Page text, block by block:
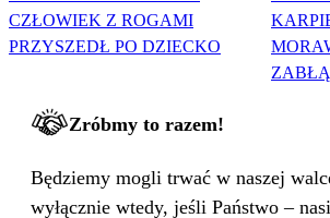
CZŁOWIEK Z ROGAMI
PRZYSZEDŁ PO DZIECKO
Zróbmy to razem!
Będziemy mogli trwać w naszej
wyłącznie wtedy, jeśli Państwo –